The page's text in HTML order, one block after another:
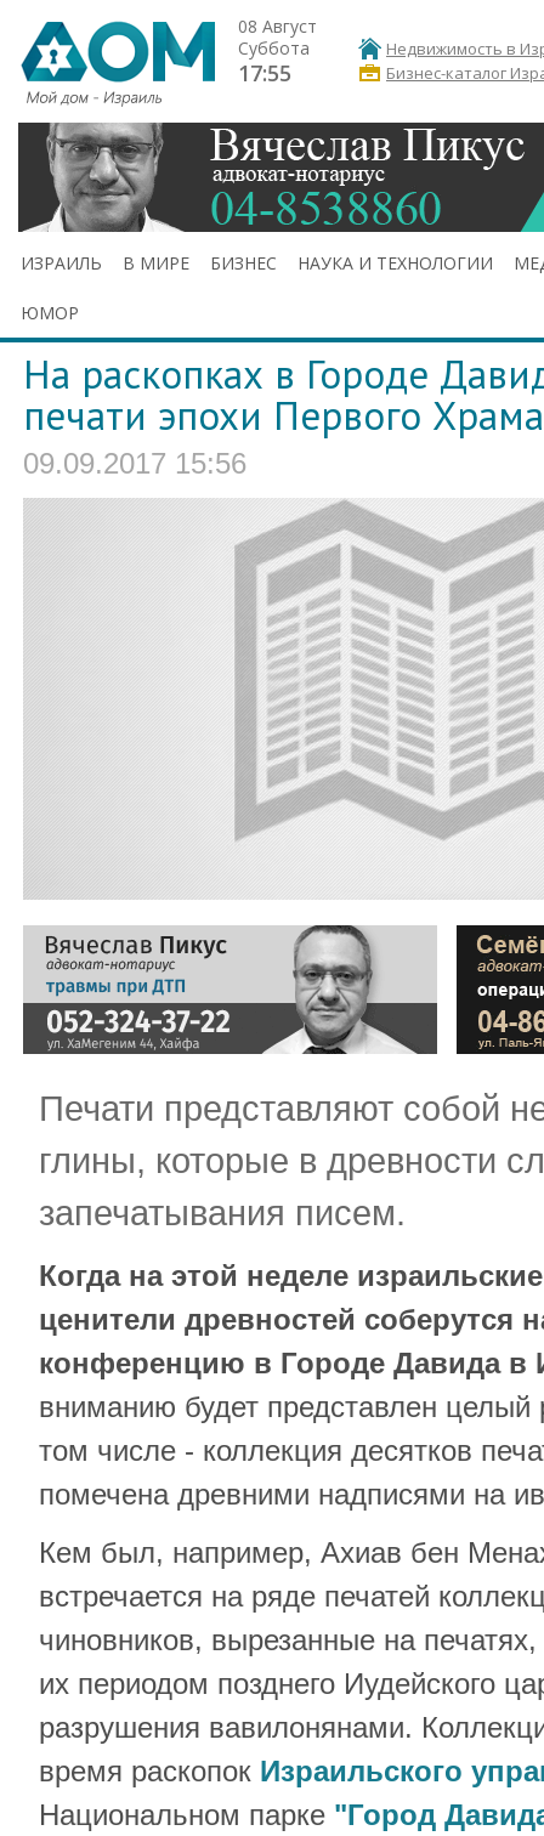
08 Август
Суббота
17:55
Недвижимость в
Бизнес-каталог
ИЗРАИЛЬ В МИРЕ БИЗНЕС НАУКА И ТЕХНОЛОГИИ
ЮМОР
На раскопках в Городе
печати эпохи Первого Храма
09.09.2017 15:56
Печати представляют собой
глины, которые в древности
запечатывания писем.
​Когда на этой неделе
ценители древностей соберутся
конференцию в Городе Давида в
вниманию будет представлен целый
том числе - коллекция десятков
помечена древними надписями на
Кем был, например, Ахиав бен
встречается на ряде печатей
чиновников, вырезанные на
их периодом позднего Иудейского
разрушения вавилонянами.
время раскопок Израильского
Национальном парке "Город